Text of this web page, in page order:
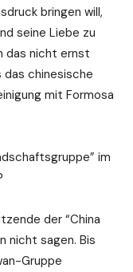
bringen will,
seine Liebe zu
das nicht ernst
das chinesische
mit Formosa
im
der “China
nicht sagen. Bis
Gruppe